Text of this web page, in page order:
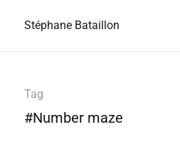
Stéphane Bataillon
Tag
#Number maze